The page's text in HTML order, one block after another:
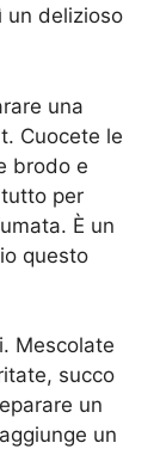
un delizioso
una
Cuocete le
brodo e
per
È un
questo
Mescolate
succo
un
un